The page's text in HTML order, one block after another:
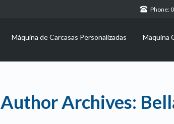
Phone:
Máquina de Carcasas Personalizadas Maquina
Author Archives: